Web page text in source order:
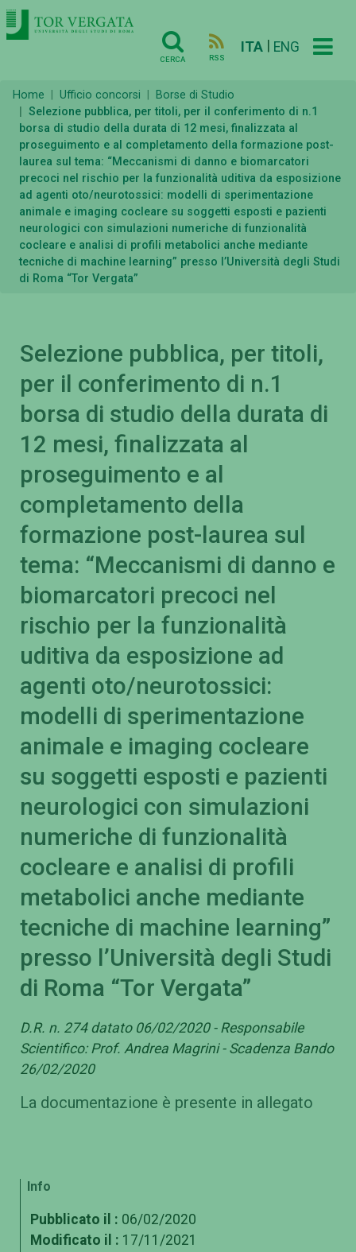
CERCA RSS
ITA ENG
Home Ufficio concorsi
Borse di Studio
Selezione pubblica, per titoli, per il conferimento di n.1
borsa di studio della durata di 12 mesi, finalizzata al
proseguimento e al completamento della formazione post-
laurea sul tema: “Meccanismi di danno e biomarcatori
precoci nel rischio per la funzionalità uditiva da esposizione
ad agenti oto/neurotossici: modelli di sperimentazione
animale e imaging cocleare su soggetti esposti e pazienti
neurologici con simulazioni numeriche di funzionalità
cocleare e analisi di profili metabolici anche mediante
tecniche di machine learning” presso l’Università degli Studi
di Roma “Tor Vergata”
Selezione pubblica, per titoli,
per il conferimento di n.1
borsa di studio della durata di
12 mesi, finalizzata al
proseguimento e al
completamento della
formazione post-laurea sul
tema: “Meccanismi di danno e
biomarcatori precoci nel
rischio per la funzionalità
uditiva da esposizione ad
agenti oto/neurotossici:
modelli di sperimentazione
animale e imaging cocleare
su soggetti esposti e pazienti
neurologici con simulazioni
numeriche di funzionalità
cocleare e analisi di profili
metabolici anche mediante
tecniche di machine learning”
presso l’Università degli Studi
di Roma “Tor Vergata”
D.R. n. 274 datato 06/02/2020 - Responsabile
Scientifico: Prof. Andrea Magrini - Scadenza Bando
26/02/2020
La documentazione è presente in allegato
Info
Pubblicato il : 06/02/2020
Modificato il : 17/11/2021